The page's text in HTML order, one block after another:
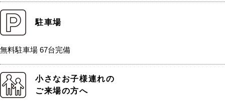
駐車場
無料駐車場 67台完備
小さなお子様連れの
ご来場の方へ